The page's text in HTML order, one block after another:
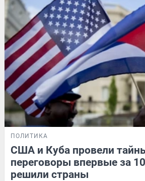
ПОЛИТИКА
США и Куба провели
переговоры впервые за
решили страны